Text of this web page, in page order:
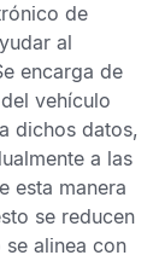
de
al
encarga de
vehículo
dichos datos,
a las
esta manera
se reducen
alinea con